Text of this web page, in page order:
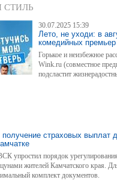
стандарты технологической
СТИЛЬ
30.07.2025 15:39
Лето, не уходи: в
комедийных премьер
Горькое и неизбежное
Wink.ru (совместное
подсластит
поклонники и других жанров, а
в главной роли.
страховых выплат
упростил порядок
жителей Камчатского края.
комплект документов.